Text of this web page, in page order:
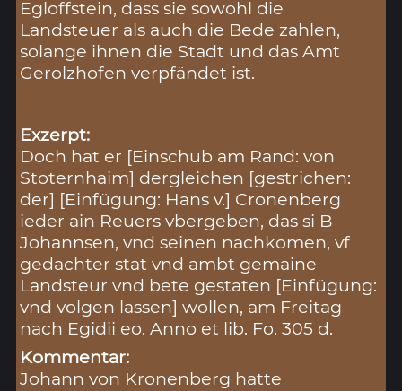
Egloffstein, dass sie sowohl die
Landsteuer als auch die Bede zahlen,
solange ihnen die Stadt und das Amt
Gerolzhofen verpfändet ist.
Exzerpt:
Doch hat er [Einschub am Rand: von
Stoternhaim] dergleichen [gestrichen:
der] [Einfügung: Hans v.] Cronenberg
ieder ain Reuers vbergeben, das si B
Johannsen, vnd seinen nachkomen, vf
gedachter stat vnd ambt gemaine
Landsteur vnd bete gestaten [Einfügung:
vnd volgen lassen] wollen, am Freitag
nach Egidii eo. Anno et lib. Fo. 305 d.
Kommentar:
Johann von Kronenberg hatte